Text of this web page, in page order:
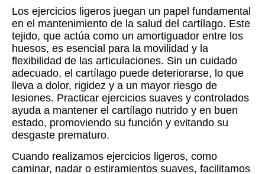
Los ejercicios ligeros juegan un papel fundamental
en el mantenimiento de la salud del cartílago. Este
tejido, que actúa como un amortiguador entre los
huesos, es esencial para la movilidad y la
flexibilidad de las articulaciones. Sin un cuidado
adecuado, el cartílago puede deteriorarse, lo que
lleva a dolor, rigidez y a un mayor riesgo de
lesiones. Practicar ejercicios suaves y controlados
ayuda a mantener el cartílago nutrido y en buen
estado, promoviendo su función y evitando su
desgaste prematuro.
Cuando realizamos ejercicios ligeros, como
caminar, nadar o estiramientos suaves, facilitamos